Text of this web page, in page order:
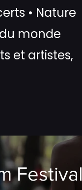
• Nature
monde
et artistes,
Festival